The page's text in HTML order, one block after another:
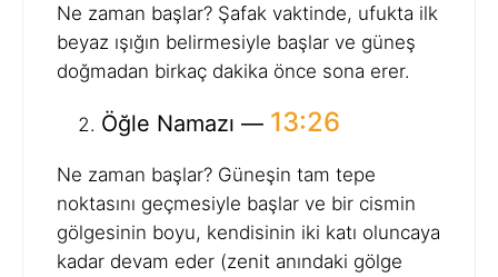
Ne zaman başlar? Şafak vaktinde, ufukta ilk
beyaz ışığın belirmesiyle başlar ve güneş
doğmadan birkaç dakika önce sona erer.
Öğle Namazı — 13:26
Ne zaman başlar? Güneşin tam tepe
noktasını geçmesiyle başlar ve bir cismin
gölgesinin boyu, kendisinin iki katı oluncaya
kadar devam eder (zenit anındaki gölge